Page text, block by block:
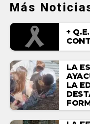
Más
+
LA
LA